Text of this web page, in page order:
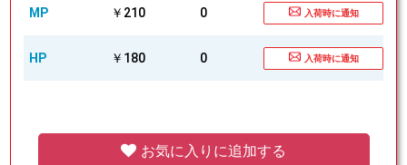
MP ￥210 0 入荷時に通知
HP ￥180 0 入荷時に通知
お気に入りに追加する